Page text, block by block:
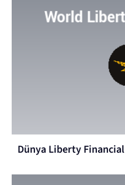
Dünya Liberty Financial